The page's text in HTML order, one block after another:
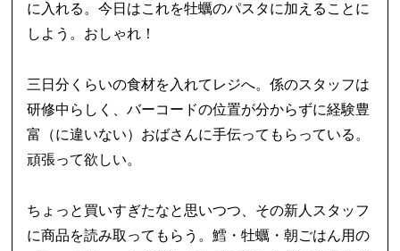
に入れる。今日はこれを牡蠣のパスタに加えることに
しよう。おしゃれ！
三日分くらいの食材を入れてレジへ。係のスタッフは
研修中らしく、バーコードの位置が分からずに経験豊
富（に違いない）おばさんに手伝ってもらっている。
頑張って欲しい。
ちょっと買いすぎたなと思いつつ、その新人スタッフ
に商品を読み取ってもらう。鱈・牡蠣・朝ごはん用の